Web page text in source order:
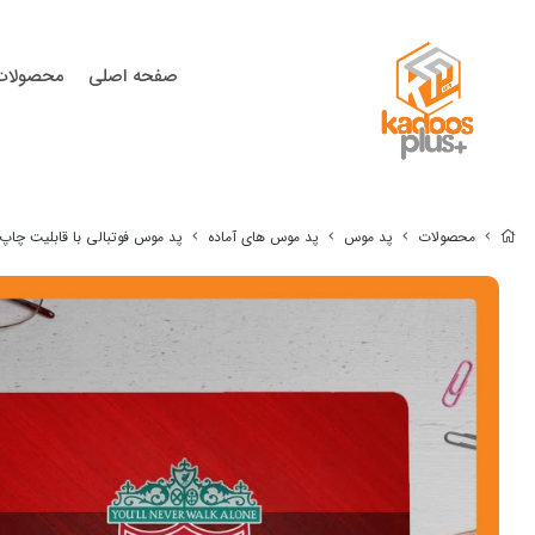
صفحه اصلی
محصولات پد موس پد موس های آماده پد موس فوتبالی با قابلیت